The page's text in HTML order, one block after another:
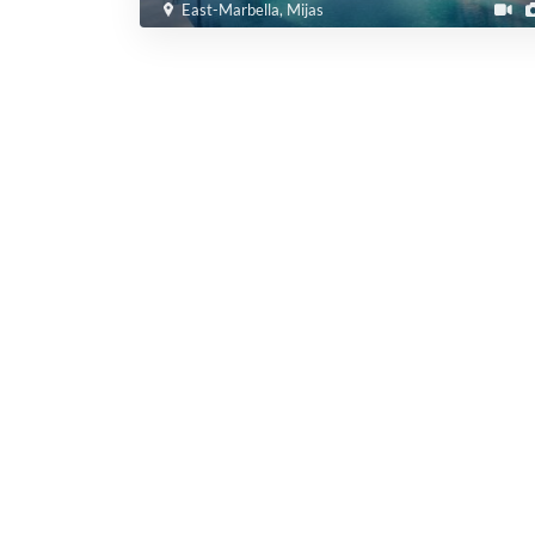
East-Marbella, Mijas